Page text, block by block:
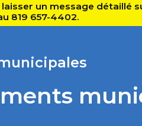
un message
819 657-4402.